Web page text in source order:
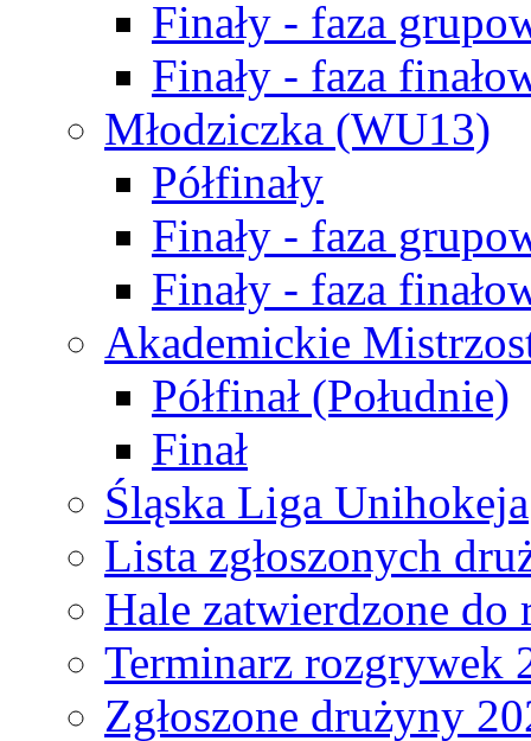
Finały - faza
Finały - faza
Młodziczka (WU13)
Półfinały
Finały - faza
Finały - faza
Akademickie
Półfinał (Południe)
Finał
Śląska Liga Unihokeja
Lista zgłoszonych
Hale zatwierdzone do
Terminarz rozgrywek
Zgłoszone drużyny